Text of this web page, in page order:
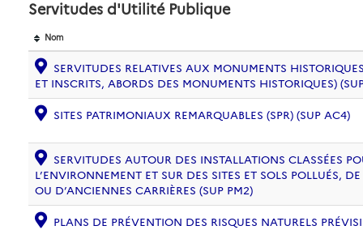
Servitudes d'Utilité Publique
Nom
SERVITUDES RELATIVES AUX MONUMENTS
ET INSCRITS, ABORDS DES MONUMENTS HISTORIQUES)
SITES PATRIMONIAUX REMARQUABLES (SPR) (SUP AC4)
SERVITUDES AUTOUR DES INSTALLATIONS CLASSÉES
L’ENVIRONNEMENT ET SUR DES SITES ET SOLS POLLUÉS,
OU D’ANCIENNES CARRIÈRES (SUP PM2)
PLANS DE PRÉVENTION DES RISQUES NATURELS